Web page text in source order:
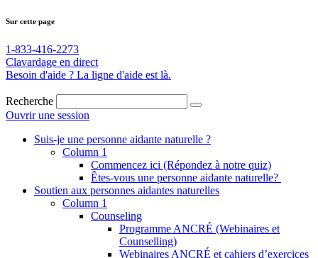
Sur cette page
1-833-416-2273
Clavardage en direct
Besoin d'aide ? La ligne d'aide est là.
Recherche
Ouvrir une session
Suis-je une personne aidante naturelle ?
Column 1
Commencez ici (Répondez à notre quiz)
Êtes-vous une personne aidante naturelle?
Soutien aux personnes aidantes naturelles
Column 1
Counseling
Programme ANCRÉ (Webinaires et
Counselling)
Webinaires ANCRÉ et cahiers d’exercices